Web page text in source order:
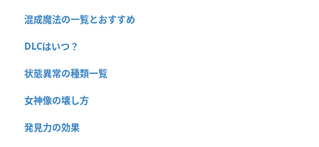
混成魔法の一覧とおすすめ
DLCはいつ？
状態異常の種類一覧
女神像の壊し方
発見力の効果